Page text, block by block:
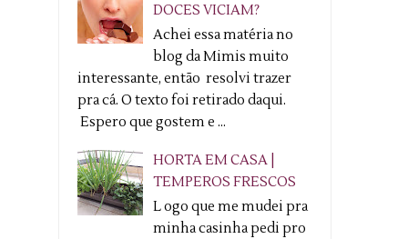
DOCES VICIAM?
Achei essa matéria no
blog da Mimis muito
interessante, então resolvi trazer
pra cá. O texto foi retirado daqui.
Espero que gostem e ...
HORTA EM CASA |
TEMPEROS FRESCOS
L ogo que me mudei pra
minha casinha pedi pro